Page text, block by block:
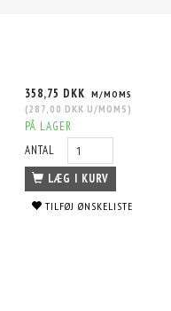
358,75 DKK M/MOMS
(287,00 DKK U/MOMS )
PÅ LAGER
ANTAL
LÆG I KURV
TILFØJ ØNSKELISTE